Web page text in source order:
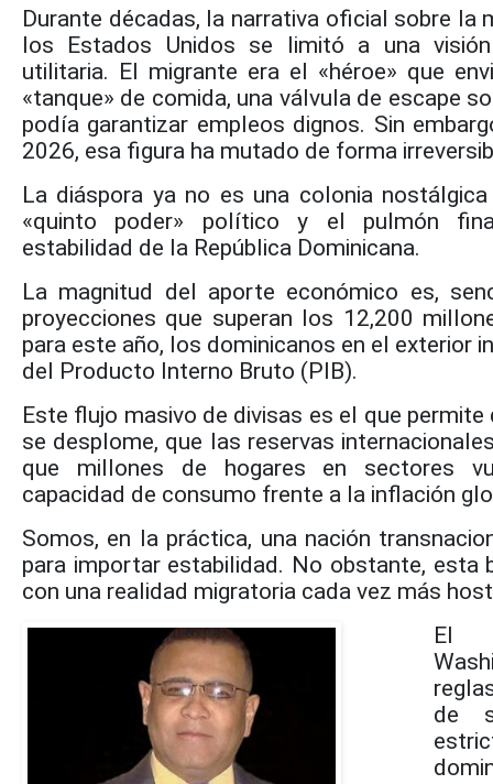
Durante décadas, la narrativa oficial sobre la
los Estados Unidos se limitó a una
utilitaria. El migrante era el «héroe» que
«tanque» de comida, una válvula de escape
podía garantizar empleos dignos. Sin
2026, esa figura ha mutado de forma
La diáspora ya no es una colonia
«quinto poder» político y el pulmón
estabilidad de la República Dominicana.
La magnitud del aporte económico es,
proyecciones que superan los 12,200
para este año, los dominicanos en el exterior
del Producto Interno Bruto (PIB).
Este flujo masivo de divisas es el que
se desplome, que las reservas
que millones de hogares en sectores
capacidad de consumo frente a la inflación
Somos, en la práctica, una nación
para importar estabilidad. No obstante, esta
con una realidad migratoria cada vez más
El
de